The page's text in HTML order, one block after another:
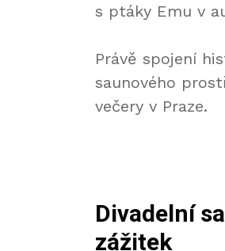
s ptáky Emu v
Právě spojení
saunového
večery v Praze.
Divadelní
zážitek